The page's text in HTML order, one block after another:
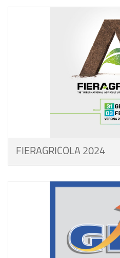
FIERAGRICOLA 2024